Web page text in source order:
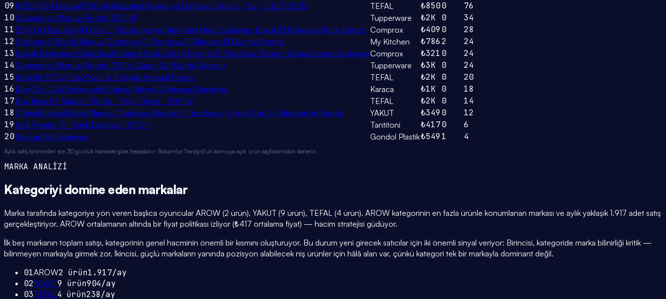
09 K1330404 Manuel 500 ml Kapasiteli Rondo ve Doğrayıcı Beyaz - Sarı - 2100105213 TEFAL ₺8500
76
10Supersonic Manuel Rondo 300 Ml Tupperware ₺2K 0
34
11 2500 ml Bas Kes Xl Pratik El Robotu karışık Renk Yeni Nesil Doğrayıcı, Büyük El Rondosu,Pratik Rondo Comprox ₺409 0
28
12 Solingen 5 Bıçaklı Manuel Doğrayıcı El Rondosu El Blenderi El Basmalı Rondo My Kitchen ₺7862
24
13 Büyük Paslanmaz Çelik Bıçaklı Karışık Renk Üstten Basmalı El Rondosu Blender Soğan Sebze DoğrayıcıComprox ₺321 0
24
14Supersonic Manuel Rondo 750 öl Süper Şef Mutfak Robotu Tupperware ₺3K 0
24
15 Maxi Kit 900 ml Buz Kırıcı & 3 Bıçaklı Manuel Rondo TEFAL ₺2K 0
20
16 Easy Cut Çok Fonksiyonlu Sebze Meyve Doğrayıcı Dilimleyici Karaca ₺1K 0
18
17Buz Kırıcı Kit Manuel Rondo - Yeşil / Siyah - 900 ml TEFAL ₺2K 0
14
18 3 Bıçaklı Karışık Renk Manuel Doğrayıcı Basmalı El Rondosu ( Orjinal Ürün )El Blenderi Ve Rondo YAKUT ₺349 0
12
19 Açık Pembe Gri Pratik Doğrayıcı 900ml Tantitoni ₺4170
6
20Manuel İpli Doğrayıcı Gondol Plastik₺549 1 4
Aylık satış tahminleri son 30 günlük harekete göre hesaplanır. Rakamlar Trendyol'un kamuya açık ürün sayfalarından derlenir.
MARKA ANALİZİ
Kategoriyi domine eden markalar
Marka tarafında kategoriye yön veren başlıca oyuncular AROW (2 ürün), YAKUT (9 ürün), TEFAL (4 ürün). AROW kategorinin en fazla ürünle konumlanan markası ve aylık yaklaşık 1.917 adet satış
gerçekleştiriyor. AROW ortalamanın altında bir fiyat politikası izliyor (₺417 ortalama fiyat) — hacim stratejisi güdüyor.
İlk beş markanın toplam satışı, kategorinin genel hacminin önemli bir kısmını oluşturuyor. Bu durum yeni girecek satıcılar için iki önemli sinyal veriyor: Birincisi, kategoride marka bilinirliği kritik —
bilinmeyen markayla girmek zor. İkincisi, güçlü markaların yanında pozisyon alabilecek niş ürünler için hâlâ alan var, çünkü kategori tek bir markayla dominant değil.
01AROW2 ürün1.917/ay
02YAKUT9 ürün904/ay
03TEFAL4 ürün238/ay